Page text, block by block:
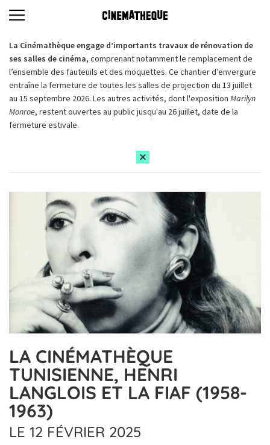
La Cinémathèque engage d’importants travaux de rénovation de
ses salles de cinéma, comprenant notamment le remplacement de
l’ensemble des fauteuils et des moquettes. Ce chantier d’envergure
entraîne la fermeture de toutes les salles de projection du 13 juillet
au 15 septembre 2026. Les autres activités, dont l'exposition Marilyn
Monroe, restent ouvertes au public jusqu'au 26 juillet, date de la
fermeture estivale.
LA CINÉMATHÈQUE
TUNISIENNE, HENRI
LANGLOIS ET LA FIAF (1958-
1963)
LE 12 FÉVRIER 2025